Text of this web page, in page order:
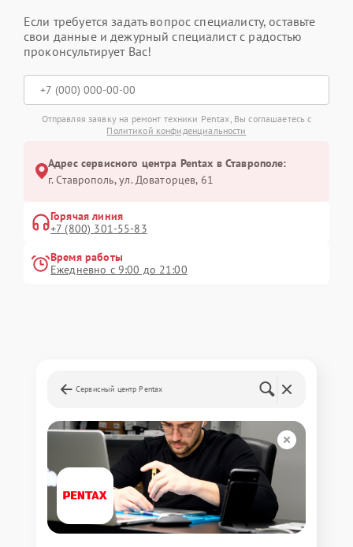
Если требуется задать вопрос специалисту, оставьте
свои данные и дежурный специалист с радостью
проконсультирует Вас!
Отправляя заявку на ремонт техники Pentax, Вы соглашаетесь с
Политикой конфиденциальности
Адрес сервисного центра Pentax в Ставрополе:
г. Ставрополь, ул. Доваторцев, 61
Горячая линия
+7 (800) 301-55-83
Время работы
Ежедневно с 9:00 до 21:00
Сервисный центр Pentax